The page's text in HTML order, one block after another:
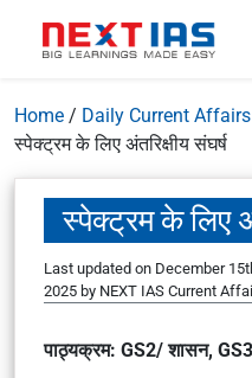
Home / Daily Current
स्पेक्ट्रम के लिए अंतरिक्षीय संघर्ष
स्पेक्ट्रम के लिए
Last updated on December
2025 by NEXT IAS Current
पाठ्यक्रम: GS2/ शासन, GS3/